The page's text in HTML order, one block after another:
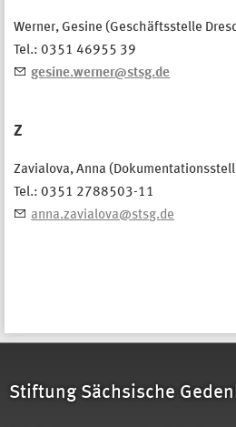
Werner, Gesine (Geschäftsstelle
Tel.: 0351 46955 39
gesine.werner@stsg.de
Z
Zavialova, Anna
Tel.: 0351 2788503-11
anna.zavialova@stsg.de
Stiftung Sächsische